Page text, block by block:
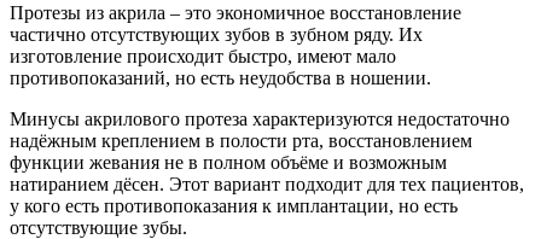
Протезы из акрила – это экономичное восстановление
частично отсутствующих зубов в зубном ряду. Их
изготовление происходит быстро, имеют мало
противопоказаний, но есть неудобства в ношении.
Минусы акрилового протеза характеризуются недостаточно
надёжным креплением в полости рта, восстановлением
функции жевания не в полном объёме и возможным
натиранием дёсен. Этот вариант подходит для тех пациентов,
у кого есть противопоказания к имплантации, но есть
отсутствующие зубы.